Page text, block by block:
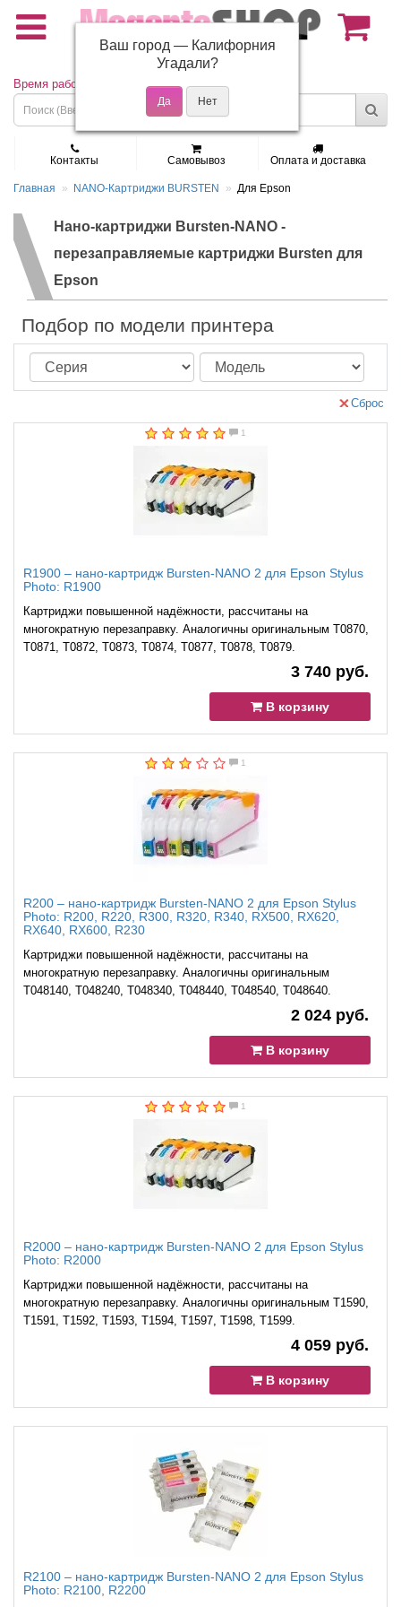
(495) 150-01-37
Время работы: Пн - Пт 9:30 - 19:00
Контакты Самовывоз Оплата и доставка
Главная NANO-Картриджи BURSTEN Для Epson
Нано-картриджи Bursten-NANO -
перезаправляемые картриджи Bursten для
Epson
Подбор по модели принтера
Сброс
1
R1900 – нано-картридж Bursten-NANO 2 для Epson Stylus
Photo: R1900
Картриджи повышенной надёжности, рассчитаны на
многократную перезаправку. Аналогичны оригинальным T0870,
T0871, T0872, T0873, T0874, T0877, T0878, T0879.
3 740 руб.
В корзину
1
R200 – нано-картридж Bursten-NANO 2 для Epson Stylus
Photo: R200, R220, R300, R320, R340, RX500, RX620,
RX640, RX600, R230
Картриджи повышенной надёжности, рассчитаны на
многократную перезаправку. Аналогичны оригинальным
Т048140, Т048240, Т048340, Т048440, Т048540, Т048640.
2 024 руб.
В корзину
1
R2000 – нано-картридж Bursten-NANO 2 для Epson Stylus
Photo: R2000
Картриджи повышенной надёжности, рассчитаны на
многократную перезаправку. Аналогичны оригинальным T1590,
T1591, T1592, T1593, T1594, T1597, T1598, T1599.
4 059 руб.
В корзину
R2100 – нано-картридж Bursten-NANO 2 для Epson Stylus
Photo: R2100, R2200
Ваш город — Калифорния
Угадали?